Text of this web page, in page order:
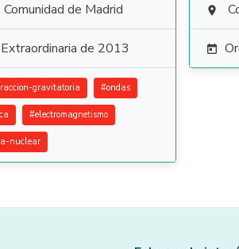
Comunidad de Madrid
Extraordinaria de 2013
gravitatoria #ondas
#electromagnetismo
nuclear

